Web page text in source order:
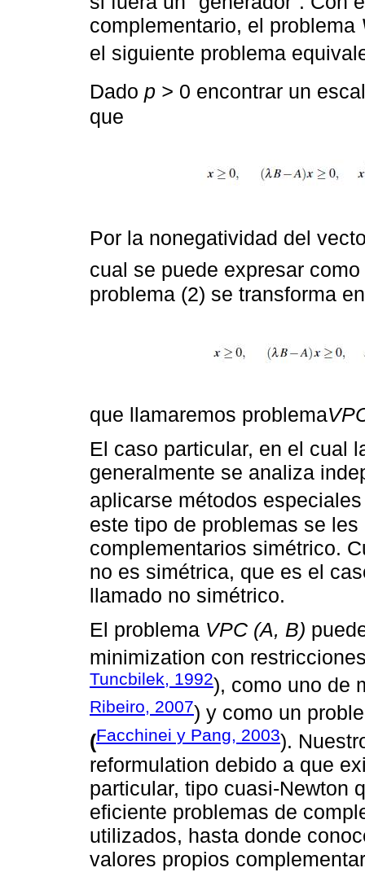
complementario, el problema
el siguiente problema
Dado p > 0 encontrar un
que
Por la nonegatividad del
cual se puede expresar como
problema (2) se transforma en
que llamaremos problema
El caso particular, en el cual
generalmente se analiza
aplicarse métodos
este tipo de problemas se
complementarios simétrico.
no es simétrica, que es el
llamado no simétrico.
El problema VPC (A, B)
minimization con
Tuncbilek, 1992), como uno de
Ribeiro, 2007) y como un
(Facchinei y Pang, 2003).
reformulation debido a que
particular, tipo cuasi-Newton
eficiente problemas de
utilizados, hasta donde
valores propios